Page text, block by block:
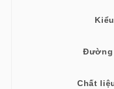
Đường
Chất